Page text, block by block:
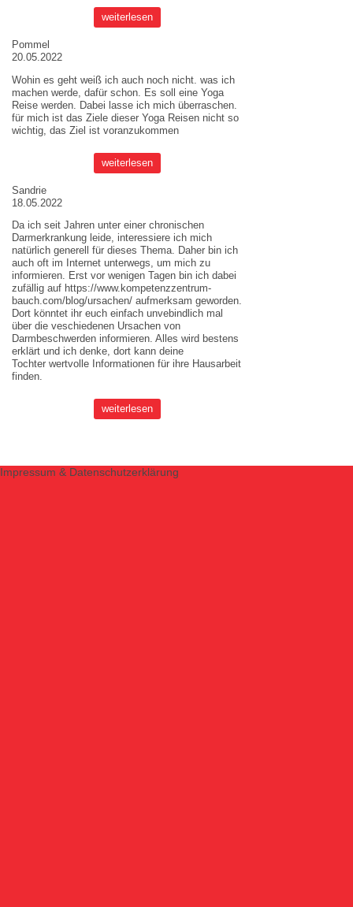
weiterlesen
Pommel
20.05.2022
Wohin es geht weiß ich auch noch nicht. was ich
machen werde, dafür schon. Es soll eine Yoga
Reise werden. Dabei lasse ich mich überraschen.
für mich ist das Ziele dieser Yoga Reisen nicht so
wichtig, das Ziel ist voranzukommen
weiterlesen
Sandrie
18.05.2022
Da ich seit Jahren unter einer chronischen
Darmerkrankung leide, interessiere ich mich
natürlich generell für dieses Thema. Daher bin ich
auch oft im Internet unterwegs, um mich zu
informieren. Erst vor wenigen Tagen bin ich dabei
zufällig auf https://www.kompetenzzentrum-
bauch.com/blog/ursachen/ aufmerksam geworden.
Dort könntet ihr euch einfach unvebindlich mal
über die veschiedenen Ursachen von
Darmbeschwerden informieren. Alles wird bestens
erklärt und ich denke, dort kann deine
Tochter wertvolle Informationen für ihre Hausarbeit
finden.
weiterlesen
Impressum & Datenschutzerklärung